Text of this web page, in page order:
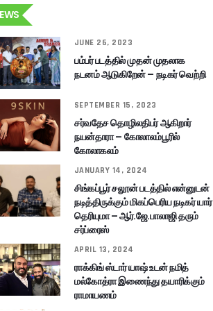
JUNE 26, 2023
பம்பர் படத்தில் முதன் முதலாக
நடனம் ஆடுகிறேன் – நடிகர் வெற்றி
SEPTEMBER 15, 2023
சர்வதேச தொழிலதிபர் ஆகிறார்
நயன்தாரா – கோலாலம்பூரில்
கோலாகலம்
JANUARY 14, 2024
சிங்கப்பூர் சலூன் படத்தில் என்னுடன்
நடித்திருக்கும் மிகப்பெரிய நடிகர் யார்
தெரியுமா – ஆர்.ஜே.பாலாஜி தரும்
சர்ப்ரைஸ்
APRIL 13, 2024
ராக்கிங் ஸ்டார் யாஷ் உடன் நமித்
மல்கோத்ரா இணைந்து தயாரிக்கும்
ராமாயணம்